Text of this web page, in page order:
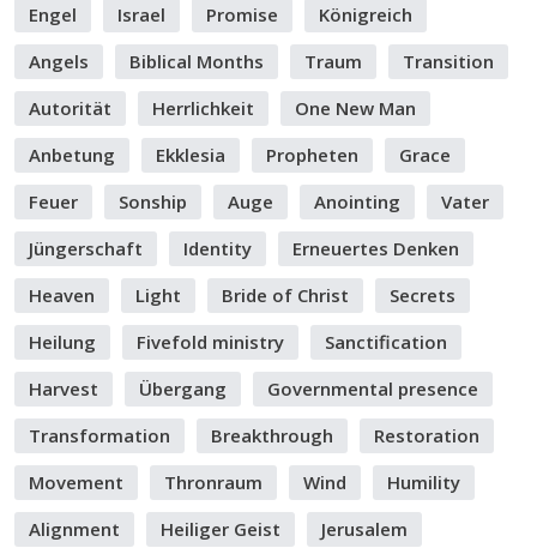
Engel
Israel Promise
Königreich
Angels
Biblical Months Traum
Transition
Autorität
Herrlichkeit
One New Man
Anbetung
Ekklesia Propheten
Grace
Feuer
Sonship Auge Anointing
Vater
Jüngerschaft
Identity
Erneuertes Denken
Heaven
Light Bride of Christ
Secrets
Heilung
Fivefold ministry
Sanctification
Harvest
Übergang
Governmental presence
Transformation
Breakthrough
Restoration
Movement
Thronraum Wind
Humility
Alignment
Heiliger Geist Jerusalem